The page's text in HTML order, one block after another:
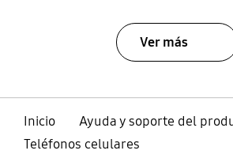
Ver más
Inicio
Ayuda y soporte del
Teléfonos celulares